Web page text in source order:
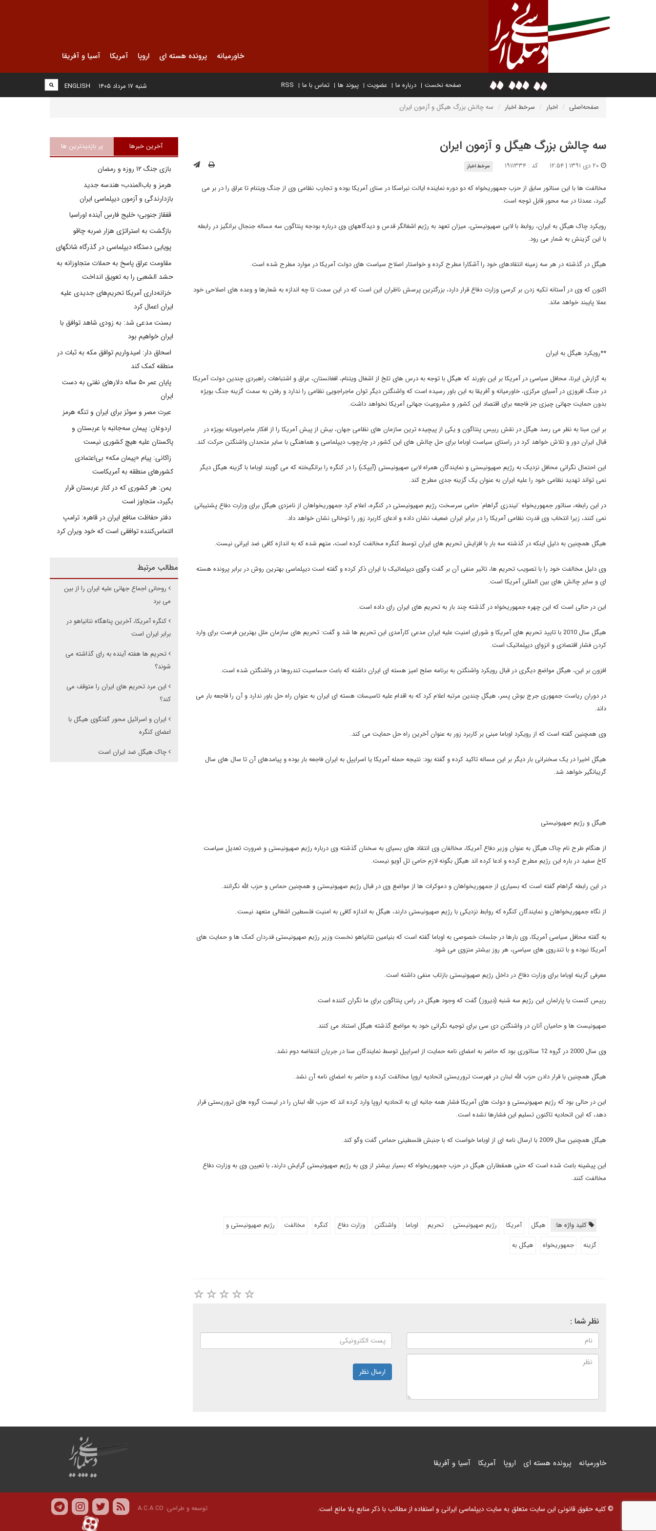
خاورمیانه پرونده هسته ای اروپا آمریکا آسیا و آفریقا
صفحه نخست درباره ما عضویت پیوند ها تماس با ما RSS
ENGLISH شنبه ۱۷ مرداد ۱۴۰۵
صفحه‌اصلی اخبار سرخط اخبار سه چالش بزرگ هیگل و آزمون ایران
سه چالش بزرگ هیگل و آزمون ایران
کد : ۱۹۱۱۳۳۴ سرخط اخبار
مخالفت ها با این سناتور سابق از حزب جمهوریخواه که دو دوره نماینده ایالت نبراسکا در سنای آمریکا بوده و تجارب نظامی وی از جنگ ویتنام تا عراق را در بر می
گیرد، عمدتا در سه محور قابل توجه است.
رویکرد چاک هیگل به ایران، روابط با لابی صهیونیستی، میزان تعهد به رژیم اشغالگر قدس و دیدگاههای وی درباره بودجه پنتاگون سه مساله جنجال برانگیز در رابطه
با این گزینش به شمار می رود.
هیگل در گذشته در هر سه زمینه انتقادهای خود را آشکارا مطرح کرده و خواستار اصلاح سیاست های دولت آمریکا در موارد مطرح شده است.
اکنون که وی در آستانه تکیه زدن بر کرسی وزارت دفاع قرار دارد، بزرگترین پرسش ناظران این است که در این سمت تا چه اندازه به شعارها و وعده های اصلاحی خود
عملا پایبند خواهد ماند.
**رویکرد هیگل به ایران
به گزارش ایرنا، محافل سیاسی در آمریکا بر این باورند که هیگل با توجه به درس های تلخ از اشغال ویتنام، افغانستان، عراق و اشتباهات راهبردی چندین دولت آمریکا
در جنگ افروزی در آسیای مرکزی، خاورمیانه و آفریقا به این باور رسیده است که واشنگتن دیگر توان ماجراجویی نظامی را ندارد و رفتن به سمت گزینه جنگ بویژه
بدون حمایت جهانی چیزی جز فاجعه برای اقتصاد این کشور و مشروعیت جهانی آمریکا نخواهد داشت.
بر این مبنا به نظر می رسد هیگل در نقش رییس پنتاگون و یکی از پیچیده ترین سازمان های نظامی جهان، بیش از پیش آمریکا را از افکار ماجراجویانه بویژه در
قبال ایران دور و تلاش خواهد کرد در راستای سیاست اوباما برای حل چالش های این کشور در چارچوب دیپلماسی و هماهنگی با سایر متحدان واشنگتن حرکت کند.
این احتمال نگرانی محافل نزدیک به رژیم صهیونیستی و نمایندگان همراه لابی صهیونیستی (آیپک) را در کنگره را برانگیخته که می گویند اوباما با گزینه هیگل دیگر
نمی تواند تهدید نظامی خود را علیه ایران به عنوان یک گزینه جدی مطرح کند.
در این رابطه، سناتور جمهوریخواه ˈلیندزی گراهامˈ حامی سرسخت رژیم صهیونیستی در کنگره، اعلام کرد جمهوریخواهان از نامزدی هیگل برای وزارت دفاع پشتیبانی
نمی کنند، زیرا انتخاب وی قدرت نظامی آمریکا را در برابر ایران ضعیف نشان داده و ادعای کاربرد زور را توخالی نشان خواهد داد.
هیگل همچنین به دلیل اینکه در گذشته سه بار با افزایش تحریم های ایران توسط کنگره مخالفت کرده است، متهم شده که به اندازه کافی ضد ایرانی نیست.
وی دلیل مخالفت خود را با تصویب تحریم ها، تاثیر منفی آن بر گفت وگوی دیپلماتیک با ایران ذکر کرده و گفته است دیپلماسی بهترین روش در برابر پرونده هسته
ای و سایر چالش های بین المللی آمریکا است.
این در حالی است که این چهره جمهوریخواه در گذشته چند بار به تحریم های ایران رای داده است.
هیگل سال 2010 با تایید تحریم های آمریکا و شورای امنیت علیه ایران مدعی کارآمدی این تحریم ها شد و گفت: تحریم های سازمان ملل بهترین فرصت برای وارد
کردن فشار اقتصادی و انزوای دیپلماتیک است.
افزون بر این، هیگل مواضع دیگری در قبال رویکرد واشنگتن به برنامه صلح امیز هسته ای ایران داشته که باعث حساسیت تندروها در واشنگتن شده است.
در دوران ریاست جمهوری جرج بوش پسر، هیگل چندین مرتبه اعلام کرد که به اقدام علیه تاسیسات هسته ای ایران به عنوان راه حل باور ندارد و آن را فاجعه بار می
داند.
وی همچنین گفته است که از رویکرد اوباما مبنی بر کاربرد زور به عنوان آخرین راه حل حمایت می کند.
هیگل اخیرا در یک سخنرانی بار دیگر بر این مساله تاکید کرده و گفته بود: نتیجه حمله آمریکا یا اسراییل به ایران فاجعه بار بوده و پیامدهای آن تا سال های سال
گریبانگیر خواهد شد.
هیگل و رژیم صهیونیستی
از هنگام طرح نام چاک هیگل به عنوان وزیر دفاع آمریکا، مخالفان وی انتقاد های بسیای به سخنان گذشته وی درباره رژیم صهیونیستی و ضرورت تعدیل سیاست
کاخ سفید در باره این رژیم مطرح کرده و ادعا کرده اند هیگل بگونه لازم حامی تل آویو نیست.
در این رابطه گراهام گفته است که بسیاری از جمهوریخواهان و دموکرات ها از مواضع وی در قبال رژیم صهیونیستی و همچنین حماس و حزب الله نگرانند.
از نگاه جمهوریخواهان و نمایندگان کنگره که روابط نزدیکی با رژیم صهیونیستی دارند، هیگل به اندازه کافی به امنیت فلسطین اشغالی متعهد نیست.
به گفته محافل سیاسی آمریکا، وی بارها در جلسات خصوصی به اوباما گفته است که بنیامین نتانیاهو نخست وزیر رژیم صهیونیستی قدردان کمک ها و حمایت های
آمریکا نبوده و با تندروی های سیاسی، هر روز بیشتر منزوی می شود.
معرفی گزینه اوباما برای وزارت دفاع در داخل رژیم صهیونیستی بازتاب منفی داشته است.
رییس کنست یا پارلمان این رژیم سه شنبه (دیروز) گفت که وجود هیگل در راس پنتاگون برای ما نگران کننده است.
صهیونیست ها و حامیان آنان در واشنگتن دی سی برای توجیه نگرانی خود به مواضع گذشته هیگل استناد می کنند.
وی سال 2000 در گروه 12 سناتوری بود که حاضر به امضای نامه حمایت از اسراییل توسط نمایندگان سنا در جریان انتفاضه دوم نشد.
هیگل همچنین با قرار دادن حزب الله لبنان در فهرست تروریستی اتحادیه اروپا مخالفت کرده و حاضر به امضای نامه آن نشد.
این در حالی بود که رژیم صهیونیستی و دولت های آمریکا فشار همه جانبه ای به اتحادیه اروپا وارد کرده اند که حزب الله لبنان را در لیست گروه های تروریستی قرار
دهد، که این اتحادیه تاکنون تسلیم این فشارها نشده است.
هیگل همچنین سال 2009 با ارسال نامه ای از اوباما خواست که با جنبش فلسطینی حماس گفت وگو کند.
این پیشینه باعث شده است که حتی همقطاران هیگل در حزب جمهوریخواه که بسیار بیشتر از وی به رژیم صهیونیستی گرایش دارند، با تعیین وی به وزارت دفاع
مخالفت کنند.
کلید واژه ها: هیگل آمریکا رژیم صهیونیستی تحریم اوباما واشنگتن وزارت دفاع کنگره مخالفت
رژیم صهیونیستی و
گزینه
جمهوریخواه هیگل به
نظر شما :
ارسال نظر
آخرین خبرها پر بازدیدترین ها
بازی جنگ ۱۲ روزه و رمضان
هرمز و باب‌المندب؛ هندسه جدید
بازدارندگی و آزمون دیپلماسی ایران
قفقاز جنوبی؛ خلیج فارسِ آینده اوراسیا
بازگشت به استراتژی هزار ضربه چاقو
پویایی دستگاه دیپلماسی در گذرگاه شانگهای
مقاومت عراق پاسخ به حملات متجاوزانه به
حشد الشعبی را به تعویق انداخت
خزانه‌داری آمریکا تحریم‌های جدیدی علیه
ایران اعمال کرد
بسنت مدعی شد: به زودی شاهد توافق با
ایران خواهیم بود
اسحاق دار: امیدواریم توافق مکه به ثبات در
منطقه کمک کند
پایان عمر ۵۰ ساله دلارهای نفتی به دست
ایران
عبرت مصر و سوئز برای ایران و تنگه هرمز
اردوغان: پیمان سه‌جانبه با عربستان و
پاکستان علیه هیچ کشوری نیست
زاکانی: پیام «پیمان مکه» بی‌اعتمادی
کشورهای منطقه به آمریکاست
یمن: هر کشوری که در کنار عربستان قرار
بگیرد، متجاوز است
دفتر حفاظت منافع ایران در قاهره: ترامپ
التماس‌کننده توافقی است که خود ویران کرد
مطالب مرتبط
روحانی اجماع جهانی علیه ایران را از بین
می برد
کنگره آمریکا، آخرین پناهگاه نتانیاهو در
برابر ایران است
تحریم ها هفته آینده به رای گذاشته می
شوند؟
این مرد تحریم های ایران را متوقف می
کند؟
ایران و اسرائیل محور گفتگوی هیگل با
اعضای کنگره
چاک هیگل ضد ایران است
خاورمیانه پرونده هسته ای اروپا آمریکا آسیا و آفریقا
© کلیه حقوق قانونی این سایت متعلق به سایت دیپلماسی ایرانی و استفاده از مطالب با ذکر منابع بلا مانع است. توسعه و طراحی: A.C.A CO